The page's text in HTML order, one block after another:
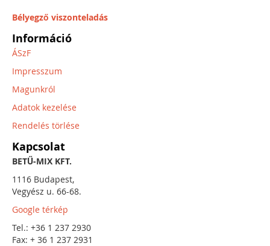
Bélyegző viszonteladás
Információ
ÁSzF
Impresszum
Magunkról
Adatok kezelése
Rendelés törlése
Kapcsolat
BETŰ-MIX KFT.
1116 Budapest,
Vegyész u. 66-68.
Google térkép
Tel.: +36 1 237 2930
Fax: + 36 1 237 2931